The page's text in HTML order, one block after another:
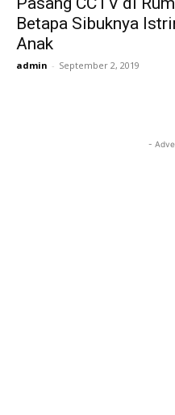
Betapa Sibuknya
Anak
admin - September 2, 2019
-